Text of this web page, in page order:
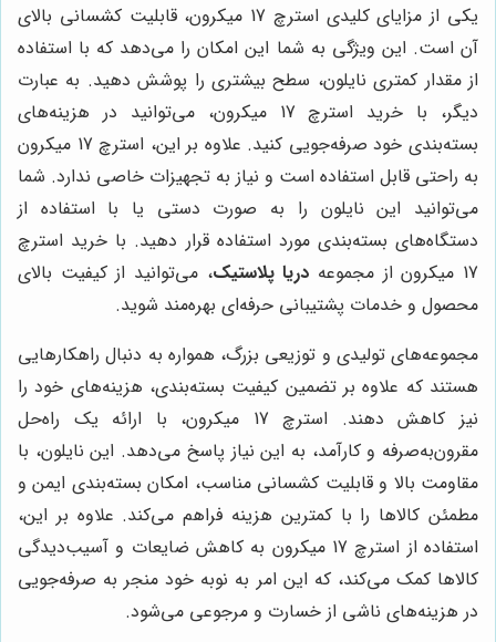
یکی از مزایای کلیدی استرچ 17 میکرون، قابلیت کشسانی بالای
آن است. این ویژگی به شما این امکان را می‌دهد که با استفاده
از مقدار کمتری نایلون، سطح بیشتری را پوشش دهید. به عبارت
دیگر، با خرید استرچ 17 میکرون، می‌توانید در هزینه‌های
بسته‌بندی خود صرفه‌جویی کنید. علاوه بر این، استرچ 17 میکرون
به راحتی قابل استفاده است و نیاز به تجهیزات خاصی ندارد. شما
می‌توانید این نایلون را به صورت دستی یا با استفاده از
دستگاه‌های بسته‌بندی مورد استفاده قرار دهید. با خرید استرچ
17 میکرون از مجموعه
دریا پلاستیک، می‌توانید از کیفیت بالای
محصول و خدمات پشتیبانی حرفه‌ای بهره‌مند شوید.
مجموعه‌های تولیدی و توزیعی بزرگ، همواره به دنبال راهکارهایی
هستند که علاوه بر تضمین کیفیت بسته‌بندی، هزینه‌های خود را
نیز کاهش دهند. استرچ 17 میکرون، با ارائه یک راه‌حل
مقرون‌به‌صرفه و کارآمد، به این نیاز پاسخ می‌دهد. این نایلون، با
مقاومت بالا و قابلیت کشسانی مناسب، امکان بسته‌بندی ایمن و
مطمئن کالاها را با کمترین هزینه فراهم می‌کند. علاوه بر این،
استفاده از استرچ 17 میکرون به کاهش ضایعات و آسیب‌دیدگی
کالاها کمک می‌کند، که این امر به نوبه خود منجر به صرفه‌جویی
در هزینه‌های ناشی از خسارت و مرجوعی می‌شود.